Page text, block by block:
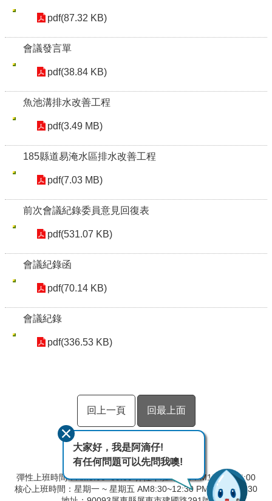
pdf(87.32 KB)
會議發言單
pdf(38.84 KB)
魚池溝排水改善工程
pdf(3.49 MB)
185縣道易淹水區排水改善工程
pdf(7.03 MB)
前次會議紀錄委員意見回復表
pdf(531.07 KB)
會議紀錄函
pdf(70.14 KB)
會議紀錄
pdf(336.53 KB)
回上一頁 回最上面
彈性上班時間：AM8:00~09:00 彈性下班時間：PM17:00~18:00
核心上班時間：星期一 ~ 星期五 AM8:30~12:30 PM13:30~17:30
大家好，我是阿滴仔!
有任何問題可以先問我噢!